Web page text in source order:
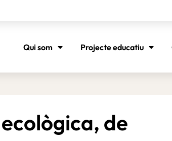
Qui som Projecte educatiu
de